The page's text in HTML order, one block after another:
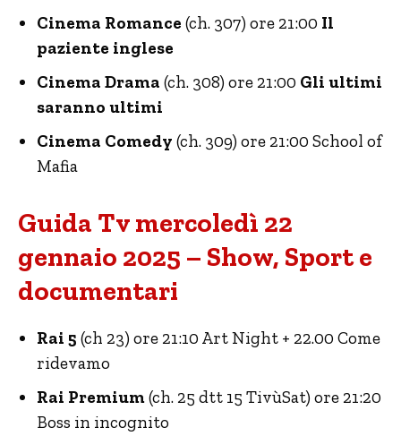
Cinema Romance (ch. 307) ore 21:00 Il
paziente inglese
Cinema Drama (ch. 308) ore 21:00 Gli ultimi
saranno ultimi
Cinema Comedy (ch. 309) ore 21:00 School of
Mafia
Guida Tv mercoledì 22
gennaio 2025 – Show, Sport e
documentari
Rai 5 (ch 23) ore 21:10 Art Night + 22.00 Come
ridevamo
Rai Premium(ch. 25 dtt 15 TivùSat) ore 21:20
Boss in incognito